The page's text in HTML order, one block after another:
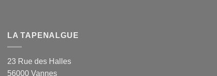
LA TAPENALGUE
23 Rue des Halles
56000 Vannes